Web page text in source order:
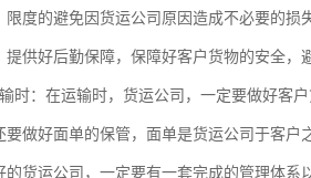
限度的避免因货运公司原因造成不必要的
提供好后勤保障，保障好客户货物的安全，
时：在运输时，货运公司，一定要做好客
要做好面单的保管，面单是货运公司于客户
的货运公司，一定要有一套完成的管理体